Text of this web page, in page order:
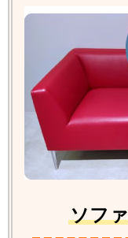
ソフ